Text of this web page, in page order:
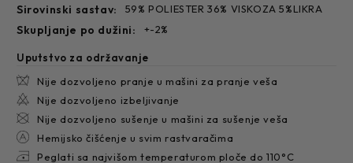
sirovinski sastav: 59% POLIESTER 36% VISKOZA 5%LIKRA
Peglati sa najvišom temperaturom ploče do 110°C
Hemijsko čišćenje u svim rastvaračima
Nije dozvoljeno pranje u mašini za pranje veša
Nije dozvoljeno izbeljivanje
Nije dozvoljeno sušenje u mašini za sušenje veša
skupljanje po dužini: +-2%
Uputstvo za održavanje